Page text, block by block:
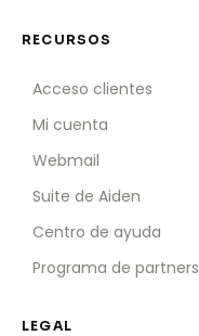
RECURSOS
Acceso clientes
Mi cuenta
Webmail
Suite de Aiden
Centro de ayuda
Programa de partners
LEGAL